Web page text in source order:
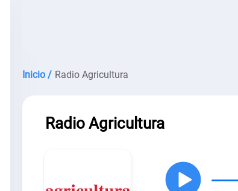
Inicio / Radio Agricultura
Radio Agricultura